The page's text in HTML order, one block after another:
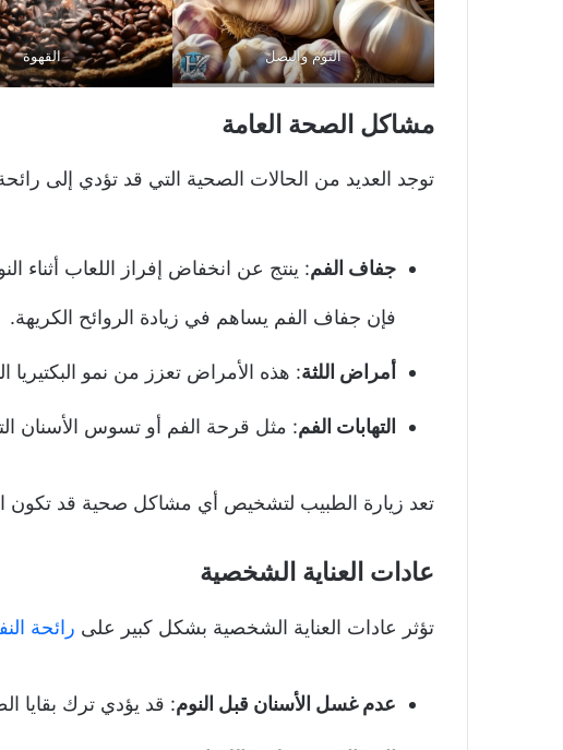
الثوم والبصل القهوة
مشاكل الصحة العامة
توجد العديد من الحالات الصحية التي قد تؤدي إلى
جفاف الفم: ينتج عن انخفاض إفراز اللعاب أثناء
فإن جفاف الفم يساهم في زيادة الروائح الكريهة.
أمراض اللثة: هذه الأمراض تعزز من نمو البكتيريا
التهابات الفم: مثل قرحة الفم أو تسوس الأسنان
تعد زيارة الطبيب لتشخيص أي مشاكل صحية قد تكون
عادات العناية الشخصية
تؤثر عادات العناية الشخصية بشكل كبير على رائحة
عدم غسل الأسنان قبل النوم: قد يؤدي ترك بقايا